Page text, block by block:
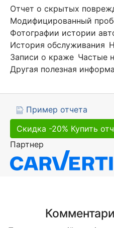
Отчет о скрытых
Модифицированный
Фотографии истории
История обслуживания
Записи о краже Частые
Другая полезная
Пример отчета
Скидка -20% Купить
Партнер